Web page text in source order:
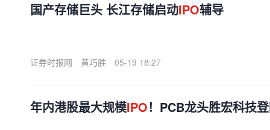
国产存储巨头 长江存储启动IPO辅导
证券时报网 黄巧胜 05-19 18:27
年内港股最大规模IPO！PCB龙头胜宏科技